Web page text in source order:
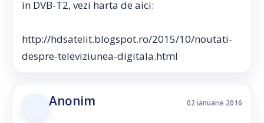
in DVB-T2, vezi harta de aici:
http://hdsatelit.blogspot.ro/2015/10/noutati-
despre-televiziunea-digitala.html
Anonim 02 ianuarie 2016